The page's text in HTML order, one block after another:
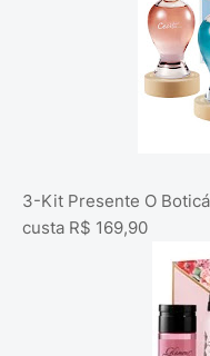
3-Kit Presente O
custa R$ 169,90